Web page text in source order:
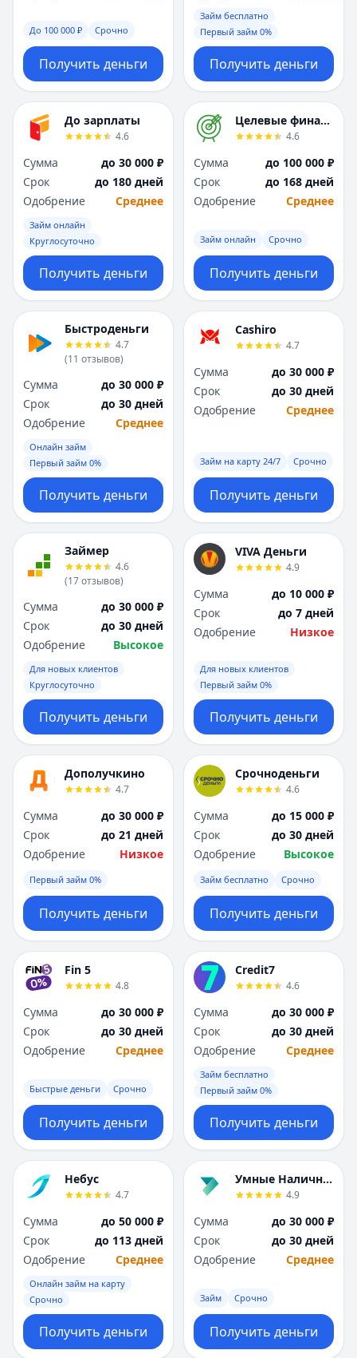
До 100 000 ₽ Срочно
Получить деньги
Займ бесплатно
Первый займ 0%
Получить деньги
До зарплаты
4.6
Сумма
до 30 000 ₽
Срок
до 180 дней
Одобрение
Среднее
Займ онлайн
Круглосуточно
Получить деньги
Целевые финансы
4.6
Сумма
до 100 000 ₽
Срок
до 168 дней
Одобрение
Среднее
Займ онлайн Срочно
Получить деньги
Быстроденьги
4.7
(11 отзывов)
Сумма
до 30 000 ₽
Срок
до 30 дней
Одобрение
Среднее
Онлайн займ
Первый займ 0%
Получить деньги
Cashiro
4.7
Сумма
до 30 000 ₽
Срок
до 30 дней
Одобрение
Среднее
Займ на карту 24/7 Срочно
Получить деньги
Займер
4.6
(17отзывов)
Сумма
до 30 000 ₽
Срок
до 30 дней
Одобрение
Высокое
Для новых клиентов
Круглосуточно
Получить деньги
VIVA Деньги
4.9
Сумма
до 10 000 ₽
Срок
до 7 дней
Одобрение
Низкое
Для новых клиентов
Первый займ 0%
Получить деньги
Дополучкино
4.7
Сумма
до 30 000 ₽
Срок
до 21 дней
Одобрение
Низкое
Первый займ 0%
Получить деньги
Срочноденьги
4.6
Сумма
до 15 000 ₽
Срок
до 30 дней
Одобрение
Высокое
Займ бесплатно Срочно
Получить деньги
Fin 5
4.8
Сумма
до 30 000 ₽
Срок
до 30 дней
Одобрение
Среднее
Быстрые деньги Срочно
Получить деньги
Credit7
4.6
Сумма
до 30 000 ₽
Срок
до 30 дней
Одобрение
Среднее
Займ бесплатно
Первый займ 0%
Получить деньги
Небус
4.7
Сумма
до 50 000 ₽
Срок
до 113 дней
Одобрение
Среднее
Онлайн займ на карту
Срочно
Получить деньги
Умные Наличные
4.9
Сумма
до 30 000 ₽
Срок
до 30 дней
Одобрение
Среднее
Займ Срочно
Получить деньги